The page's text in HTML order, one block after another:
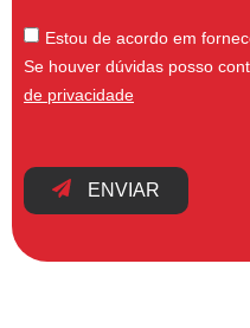
Estou de acordo em
Se houver dúvidas posso
de privacidade
ENVIAR